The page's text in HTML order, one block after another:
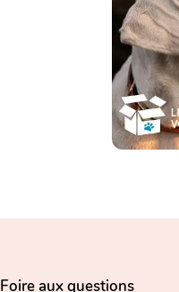
Foire aux questions